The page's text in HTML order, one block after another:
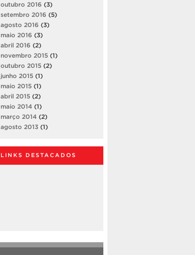
outubro 2016 (3)
setembro 2016 (5)
agosto 2016 (3)
maio 2016 (3)
abril 2016 (2)
novembro 2015 (1)
outubro 2015 (2)
junho 2015 (1)
maio 2015 (1)
abril 2015 (2)
maio 2014 (1)
março 2014 (2)
agosto 2013 (1)
LINKS DESTACADOS